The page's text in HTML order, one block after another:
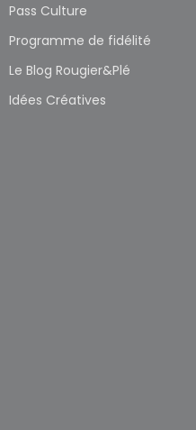
Pass Culture
Programme de fidélité
Le Blog Rougier&Plé
Idées Créatives